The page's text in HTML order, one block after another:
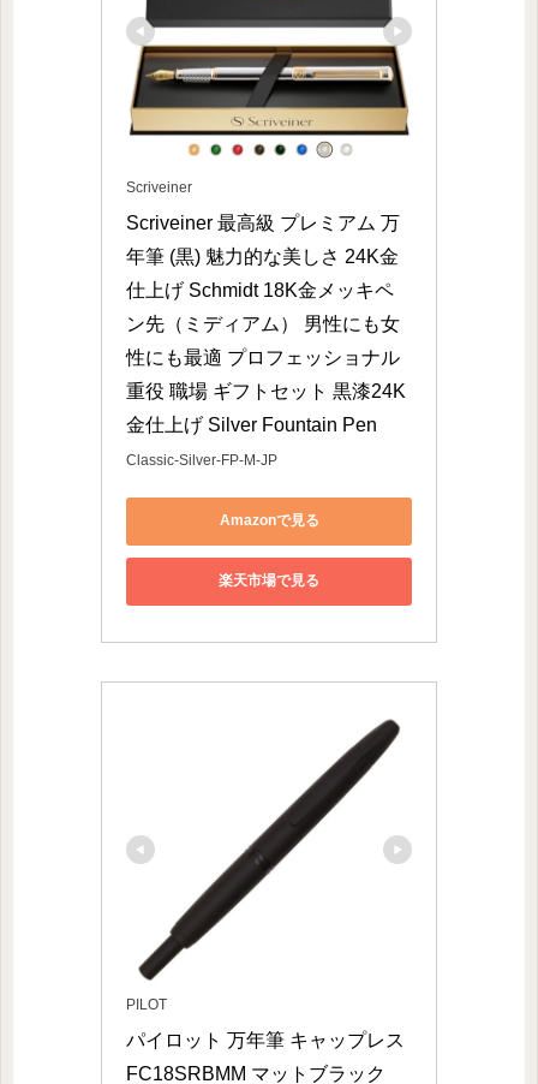
Scriveiner
Scriveiner 最高級 プレミアム 万
年筆 (黒) 魅力的な美しさ 24K金
仕上げ Schmidt 18K金メッキペ
ン先（ミディアム） 男性にも女
性にも最適 プロフェッショナル
重役 職場 ギフトセット 黒漆24K
金仕上げ Silver Fountain Pen
Classic-Silver-FP-M-JP
Amazonで見る
楽天市場で見る
PILOT
パイロット 万年筆 キャップレス
FC18SRBMM マットブラック